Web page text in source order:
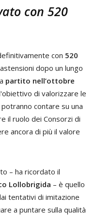
con 520
con 520
dopo un lungo
partito nell’ottobre
di valorizzare le
contare su una
il ruolo dei Consorzi di
ancora di più il valore
– ha ricordato il
Lollobrigida – è quello
tentativi di imitazione
a puntare sulla qualità